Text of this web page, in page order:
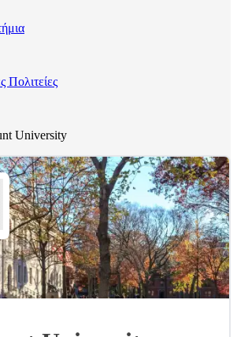
Πολιτείες
University